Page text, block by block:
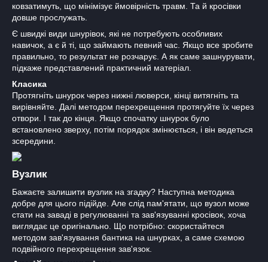
ковзатимуть, що мінімізує ймовірність травм. Та й кросівки
довше прослужать.
Є швидкі види шнурівок, які не потребують особливих
навичок, а є й ті, що займають певний час. Якщо все зробите
правильно, то результат не розчарує. А як саме зашнурувати,
підкаже представлений практичний матеріал.
Класика
Протягніть шнурок через нижні люверси, кінці витягніть та
вирівняйте. Далі методом перехрещення протягуйте їх через
отвори. І так до кінця. Якщо спочатку шнурок було
встановлено зверху, потім порядок змінюється, і він ведеться
зсередини.
Вузлик
Бажаєте залишити вузлик на згадку? Наступна методика
добре для цього підійде. Але слід пам'ятати, що вузол може
стати на заваді в регулюванні та зав'язуванні кросівок, хоча
виглядає це оригінально. Що потрібно: скористайтеся
методом зав'язування бантика на шнурках, а саме схемою
подвійного перехрещення зав'язок.